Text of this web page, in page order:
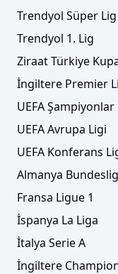
Trendyol Süper Lig
Trendyol 1. Lig
Ziraat Türkiye
İngiltere Premier
UEFA Şampiyonlar
UEFA Avrupa Ligi
UEFA Konferans
Almanya
Fransa Ligue 1
İspanya La Liga
İtalya Serie A
İngiltere